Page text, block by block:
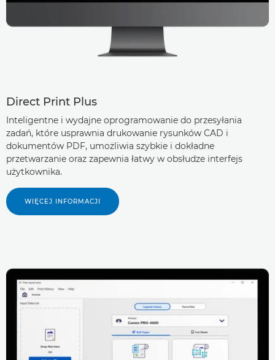
Direct Print Plus
Inteligentne i wydajne oprogramowanie do przesyłania
zadań, które usprawnia drukowanie rysunków CAD i
dokumentów PDF, umożliwia szybkie i dokładne
przetwarzanie oraz zapewnia łatwy w obsłudze interfejs
użytkownika.
WIĘCEJ INFORMACJI